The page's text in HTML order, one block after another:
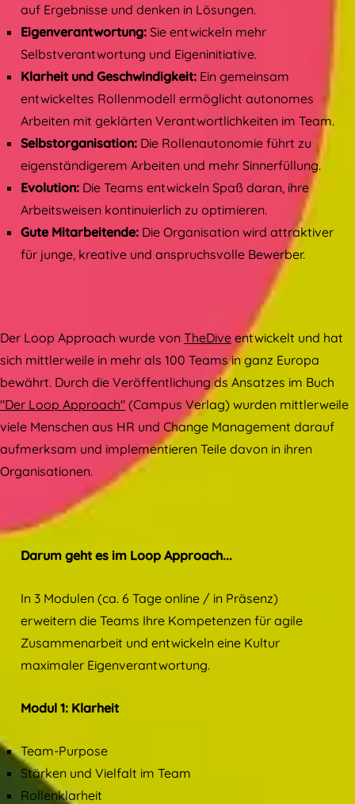
auf Ergebnisse und denken in Lösungen.
Eigenverantwortung:Sie entwickeln mehr
Selbstverantwortung und Eigeninitiative.
Klarheit und Geschwindigkeit:Ein gemeinsam
entwickeltes Rollenmodell ermöglicht autonomes
Arbeiten mit geklärten Verantwortlichkeiten im Team.
Selbstorganisation:Die Rollenautonomie führt zu
eigenständigerem Arbeiten und mehr Sinnerfüllung.
Evolution:Die Teams entwickeln Spaß daran, ihre
Arbeitsweisen kontinuierlich zu optimieren.
Gute Mitarbeitende:Die Organisation wird attraktiver
für junge, kreative und anspruchsvolle Bewerber.
Der Loop Approach wurde von TheDive entwickelt und hat
sich mittlerweile in mehr als 100 Teams in ganz Europa
bewährt. Durch die Veröffentlichung ds Ansatzes im Buch
"Der Loop Approach" (Campus Verlag) wurden mittlerweile
viele Menschen aus HR und Change Management darauf
aufmerksam und implementieren Teile davon in ihren
Organisationen.
Darum geht es im Loop Approach...
In 3 Modulen (ca. 6 Tage online / in Präsenz)
erweitern die Teams Ihre Kompetenzen für agile
Zusammenarbeit und entwickeln eine Kultur
maximaler Eigenverantwortung.
Modul 1: Klarheit
Team-Purpose
Stärken und Vielfalt im Team
Rollenklarheit